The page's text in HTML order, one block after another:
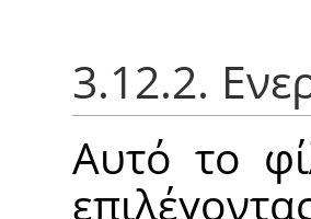
3.12.2.
Αυτό το